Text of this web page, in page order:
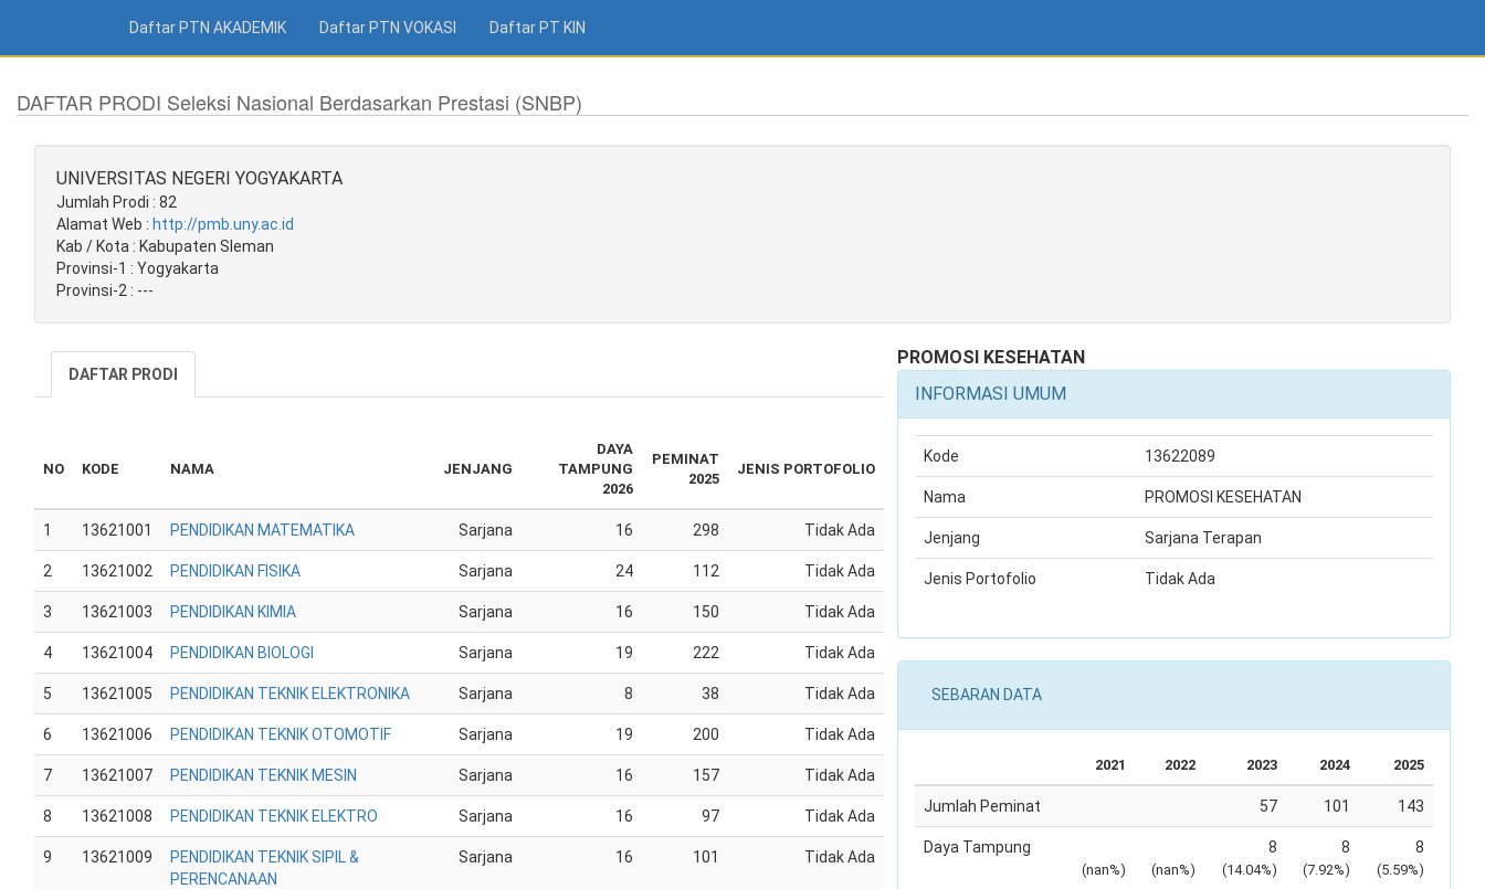
Daftar PTN AKADEMIK Daftar PTN VOKASI Daftar PT KIN
DAFTAR PRODI Seleksi Nasional Berdasarkan Prestasi (SNBP)
UNIVERSITAS NEGERI YOGYAKARTA
Jumlah Prodi : 82
Alamat Web : http://pmb.uny.ac.id
Kab / Kota : Kabupaten Sleman
Provinsi-1 : Yogyakarta
Provinsi-2 : ---
DAFTAR PRODI
NO KODE NAMA JENJANG
DAYA
TAMPUNG
2026
PEMINAT
2025
JENIS PORTOFOLIO
1 13621001 PENDIDIKAN MATEMATIKA Sarjana 16 298 Tidak Ada
2 13621002 PENDIDIKAN FISIKA Sarjana 24 112 Tidak Ada
3 13621003 PENDIDIKAN KIMIA Sarjana 16 150 Tidak Ada
4 13621004 PENDIDIKAN BIOLOGI Sarjana 19 222 Tidak Ada
5 13621005 PENDIDIKAN TEKNIK ELEKTRONIKA Sarjana 8 38 Tidak Ada
6 13621006 PENDIDIKAN TEKNIK OTOMOTIF Sarjana 19 200 Tidak Ada
7 13621007 PENDIDIKAN TEKNIK MESIN Sarjana 16 157 Tidak Ada
8 13621008 PENDIDIKAN TEKNIK ELEKTRO Sarjana 16 97 Tidak Ada
9 13621009
PENDIDIKAN TEKNIK SIPIL &
PERENCANAAN
Sarjana 16 101 Tidak Ada
PROMOSI KESEHATAN
INFORMASI UMUM
Kode 13622089
Nama PROMOSI KESEHATAN
Jenjang Sarjana Terapan
Jenis Portofolio Tidak Ada
SEBARAN DATA
2021 2022 2023 2024 2025
Jumlah Peminat 57 101 143
Daya Tampung
(nan%) (nan%)
8
(14.04%)
8
(7.92%)
8
(5.59%)